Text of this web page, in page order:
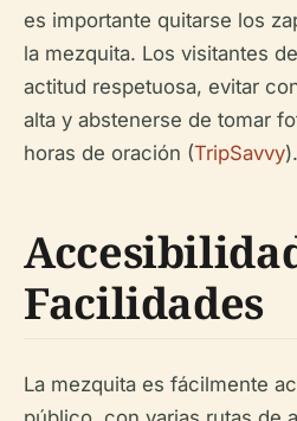
es importante quitarse los
la mezquita. Los visitantes
actitud respetuosa, evitar
alta y abstenerse de tomar
horas de oración (TripSavvy).
Facilidades
La mezquita es fácilmente